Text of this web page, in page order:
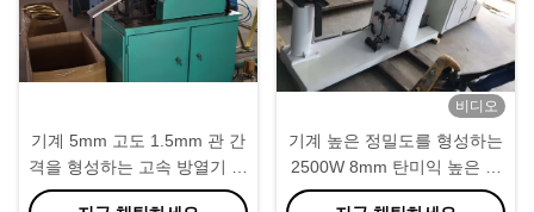
기계 5mm 고도 1.5mm 관 간
격을 형성하는 고속 방열기 탄
미익
비디오
기계 높은 정밀도를 형성하는
2500W 8mm 탄미익 높은 방
열기 탄미익